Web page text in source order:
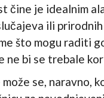
čine je idealnim
ili
što mogu raditi
ne bi se trebale
se, naravno,